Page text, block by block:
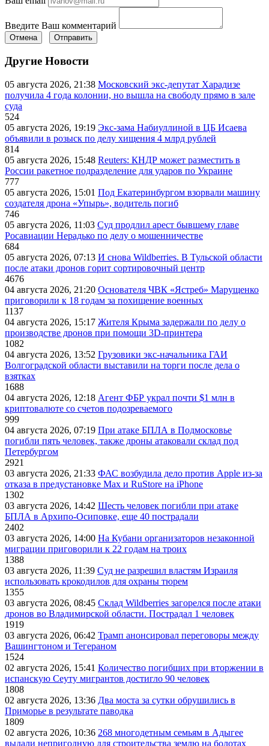
Введите Ваш комментарий
Отмена Отправить
Другие Новости
05 августа 2026, 21:38 Московский экс-депутат Харадизе
получила 4 года колонии, но вышла на свободу прямо в зале
суда
524
05 августа 2026, 19:19 Экс-зама Набиуллиной в ЦБ Исаева
объявили в розыск по делу хищения 4 млрд рублей
814
05 августа 2026, 15:48 Reuters: КНДР может разместить в
России ракетное подразделение для ударов по Украине
777
05 августа 2026, 15:01 Под Екатеринбургом взорвали машину
создателя дрона «Упырь», водитель погиб
746
05 августа 2026, 11:03 Суд продлил арест бывшему главе
Росавиации Нерадько по делу о мошенничестве
684
05 августа 2026, 07:13 И снова Wildberries. В Тульской области
после атаки дронов горит сортировочный центр
4676
04 августа 2026, 21:20 Основателя ЧВК «Ястреб» Марущенко
приговорили к 18 годам за похищение военных
1137
04 августа 2026, 15:17 Жителя Крыма задержали по делу о
производстве дронов при помощи 3D‑принтера
1082
04 августа 2026, 13:52 Грузовики экс-начальника ГАИ
Волгоградской области выставили на торги после дела о
взятках
1688
04 августа 2026, 12:18 Агент ФБР украл почти $1 млн в
криптовалюте со счетов подозреваемого
999
04 августа 2026, 07:19 При атаке БПЛА в Подмосковье
погибли пять человек, также дроны атаковали склад под
Петербургом
2921
03 августа 2026, 21:33 ФАС возбудила дело против Apple из-за
отказа в предустановке Max и RuStore на iPhone
1302
03 августа 2026, 14:42 Шесть человек погибли при атаке
БПЛА в Архипо-Осиповке, еще 40 пострадали
2402
03 августа 2026, 14:00 На Кубани организаторов незаконной
миграции приговорили к 22 годам на троих
1388
03 августа 2026, 11:39 Суд не разрешил властям Израиля
использовать крокодилов для охраны тюрем
1355
03 августа 2026, 08:45 Склад Wildberries загорелся после атаки
дронов во Владимирской области. Пострадал 1 человек
1919
03 августа 2026, 06:42 Трамп анонсировал переговоры между
Вашингтоном и Тегераном
1524
02 августа 2026, 15:41 Количество погибших при вторжении в
испанскую Сеуту мигрантов достигло 90 человек
1808
02 августа 2026, 13:36 Два моста за сутки обрушились в
Приморье в результате паводка
1809
02 августа 2026, 10:36 268 многодетным семьям в Адыгее
выдали непригодную для строительства землю на болотах